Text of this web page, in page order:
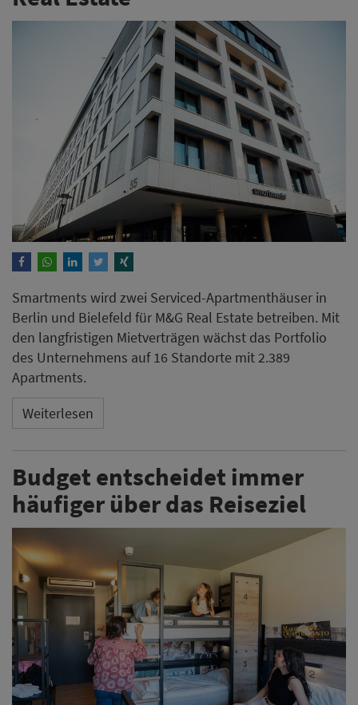
Smartments wird zwei Serviced-Apartmenthäuser in
Berlin und Bielefeld für M&G Real Estate betreiben. Mit
den langfristigen Mietverträgen wächst das Portfolio
des Unternehmens auf 16 Standorte mit 2.389
Apartments.
Weiterlesen
Budget entscheidet immer
häufiger über das Reiseziel